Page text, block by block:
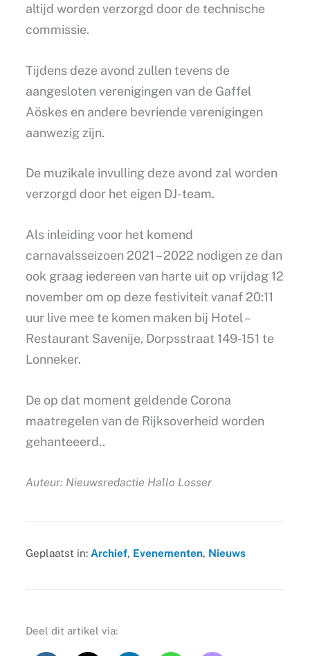
altijd worden verzorgd door de technische
commissie.
Tijdens deze avond zullen tevens de
aangesloten verenigingen van de Gaffel
Aöskes en andere bevriende verenigingen
aanwezig zijn.
De muzikale invulling deze avond zal worden
verzorgd door het eigen DJ-team.
Als inleiding voor het komend
carnavalsseizoen 2021 – 2022 nodigen ze dan
ook graag iedereen van harte uit op vrijdag 12
november om op deze festiviteit vanaf 20:11
uur live mee te komen maken bij Hotel –
Restaurant Savenije, Dorpsstraat 149-151 te
Lonneker.
De op dat moment geldende Corona
maatregelen van de Rijksoverheid worden
gehanteeerd..
Auteur: Nieuwsredactie Hallo Losser
Geplaatst in: Archief, Evenementen, Nieuws
Deel dit artikel via: